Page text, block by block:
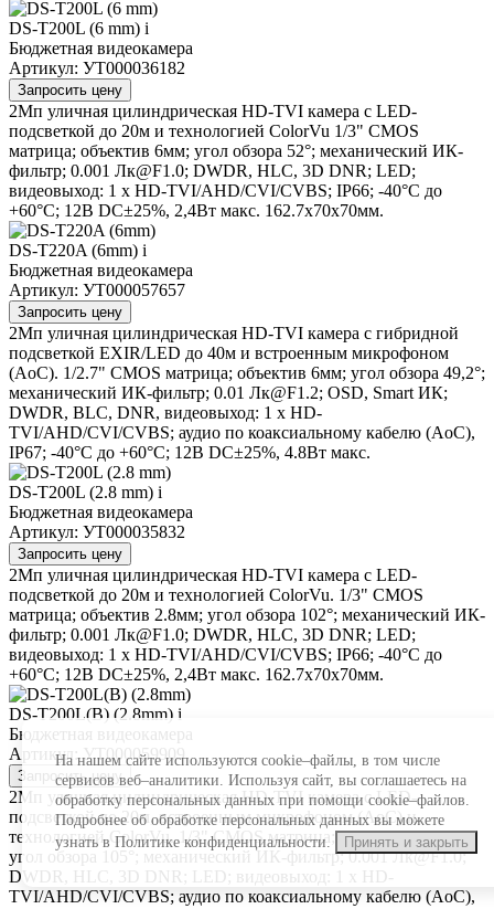
На нашем сайте используются cookie–файлы, в том числе
сервисов веб–аналитики. Используя сайт, вы соглашаетесь на
обработку персональных данных при помощи cookie–файлов.
Подробнее об обработке персональных данных вы можете
узнать в Политике конфиденциальности.
Принять и закрыть
DS-T200L (6 mm) i
Бюджетная видеокамера
Артикул: УТ000036182
Запросить цену
2Мп уличная цилиндрическая HD-TVI камера с LED-
подсветкой до 20м и технологией ColorVu 1/3" CMOS
матрица; объектив 6мм; угол обзора 52°; механический ИК-
фильтр; 0.001 Лк@F1.0; DWDR, HLC, 3D DNR; LED;
видеовыход: 1 х HD-TVI/AHD/CVI/CVBS; IP66; -40°С до
+60°С; 12В DC±25%, 2,4Вт макс. 162.7х70х70мм.
DS-T220A (6mm) i
Бюджетная видеокамера
Артикул: УТ000057657
Запросить цену
2Мп уличная цилиндрическая HD-TVI камера с гибридной
подсветкой EXIR/LED до 40м и встроенным микрофоном
(AoC). 1/2.7" CMOS матрица; объектив 6мм; угол обзора 49,2°;
механический ИК-фильтр; 0.01 Лк@F1.2; OSD, Smart ИК;
DWDR, BLC, DNR, видеовыход: 1 х HD-
TVI/AHD/CVI/CVBS; аудио по коаксиальному кабелю (AoC),
IP67; -40°С до +60°С; 12В DC±25%, 4.8Вт макс.
DS-T200L (2.8 mm) i
Бюджетная видеокамера
Артикул: УТ000035832
Запросить цену
2Мп уличная цилиндрическая HD-TVI камера с LED-
подсветкой до 20м и технологией ColorVu. 1/3" CMOS
матрица; объектив 2.8мм; угол обзора 102°; механический ИК-
фильтр; 0.001 Лк@F1.0; DWDR, HLC, 3D DNR; LED;
видеовыход: 1 х HD-TVI/AHD/CVI/CVBS; IP66; -40°С до
+60°С; 12В DC±25%, 2,4Вт макс. 162.7х70х70мм.
DS-T200L(B) (2.8mm) i
Бюджетная видеокамера
Артикул: УТ000059909
Запросить цену
2Мп уличная цилиндрическая HD-TVI камера с LED-
подсветкой до 20м, встроенным микрофоном (AoC) и
технологией ColorVu. 1/3" CMOS матрица; объектив 2.8мм;
угол обзора 105°; механический ИК-фильтр; 0.001 Лк@F1.0;
DWDR, HLC, 3D DNR; LED; видеовыход: 1 х HD-
TVI/AHD/CVI/CVBS; аудио по коаксиальному кабелю (AoC),